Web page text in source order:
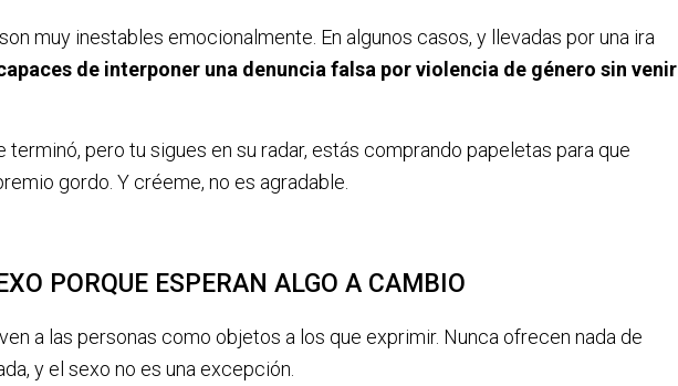
muy inestables emocionalmente. En algunos casos, y llevadas por una ira
de interponer una denuncia falsa por violencia de género sin venir
terminó, pero tu sigues en su radar, estás comprando papeletas para que
gordo. Y créeme, no es agradable.
PORQUE ESPERAN ALGO A CAMBIO
a las personas como objetos a los que exprimir. Nunca ofrecen nada de
y el sexo no es una excepción.